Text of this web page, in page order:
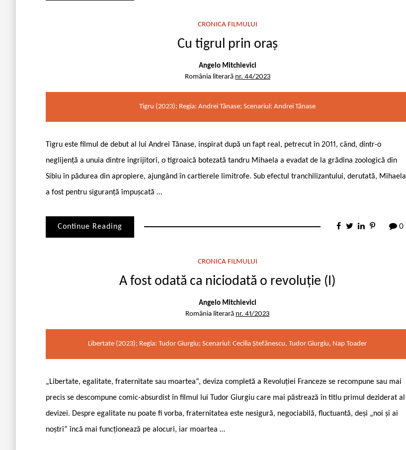
CRONICA FILMULUI
Cu tigrul prin oraș
Angelo Mitchievici
România literară nr. 44/2023
Tigru (2023); Regia: Andrei Tănase; Scenariul: Andrei Tănase
Tigru este filmul de debut al lui Andrei Tănase, inspirat după un fapt real, petrecut în 2011, când, dintr-o
neglijență a unuia dintre îngrijitori, o tigroaică botezată tandru Mihaela a evadat de la grădina zoologică din
Sibiu în pădurea din apropiere, ajungând în cartierele limitrofe. Sub efectul tranchilizantului, derutată, Mihaela
a fost pentru siguranță împușcată …
Continue Reading 0
CRONICA FILMULUI
A fost odată ca niciodată o revoluție (I)
Angelo Mitchievici
România literară nr. 41/2023
Libertate (2023); Regia: Tudor Giurgiu; Scenariul: Cecilia Ștefănescu, Tudor Giurgiu, Nap Toader
„Libertate, egalitate, fraternitate sau moartea“, deviza completă a Revoluției Franceze se recompune sau mai
precis se descompune comic-absurdist în filmul lui Tudor Giurgiu care mai păstrează în titlu primul deziderat al
devizei. Despre egalitate nu poate fi vorba, fraternitatea este nesigură, negociabilă, fluctuantă, deși „noi și ai
noștri“ încă mai funcționează pe alocuri, iar moartea …